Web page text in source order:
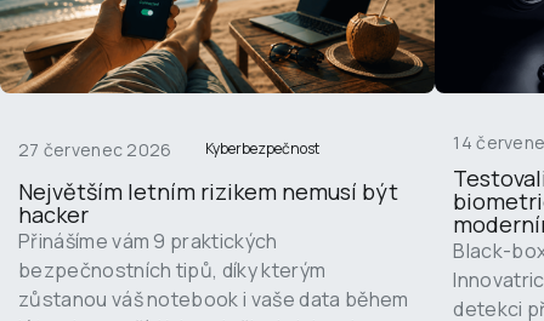
27 červenec 2026 Kyberbezpečnost
Největším letním rizikem nemusí být
hacker
Přinášíme vám 9 praktických
bezpečnostních tipů, díky kterým
zůstanou váš notebook i vaše data během
14
Black-
detekci